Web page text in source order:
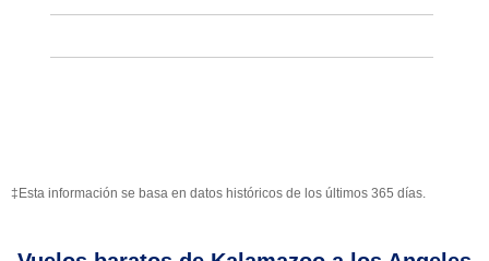
‡Esta información se basa en datos históricos de los últimos 365 días.